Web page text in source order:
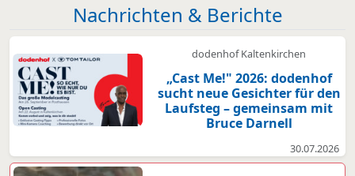
Nachrichten & Berichte
dodenhof Kaltenkirchen
„Cast Me!" 2026: dodenhof
sucht neue Gesichter für den
Laufsteg – gemeinsam mit
Bruce Darnell
30.07.2026